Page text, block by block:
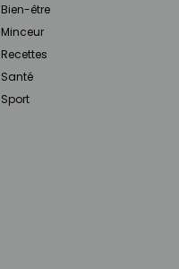
Bien-être
Minceur
Recettes
Santé
Sport